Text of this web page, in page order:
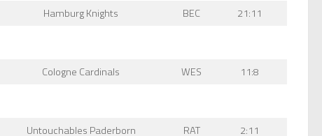
Hamburg Knights BEC
21:11
Cologne Cardinals WES
11:8
Untouchables Paderborn RAT
2:11